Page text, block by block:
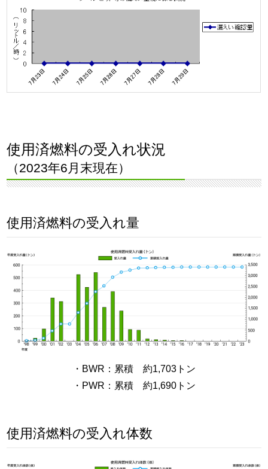
使用済燃料の受入れ状況
（2023年6月末現在）
使用済燃料の受入れ量
・BWR：累積 約1,703トン
・PWR：累積 約1,690トン
使用済燃料の受入れ体数